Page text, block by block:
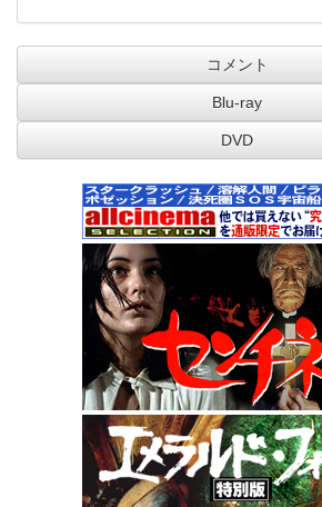
コメント
Blu-ray
DVD